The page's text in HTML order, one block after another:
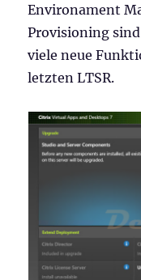
Environament
Provisioning
viele neue
letzten LTSR.